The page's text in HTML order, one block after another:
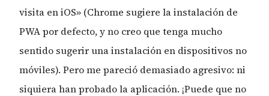
visita en iOS» (Chrome sugiere la instalación de
PWA por defecto, y no creo que tenga mucho
sentido sugerir una instalación en dispositivos no
móviles). Pero me pareció demasiado agresivo: ni
siquiera han probado la aplicación. ¡Puede que no